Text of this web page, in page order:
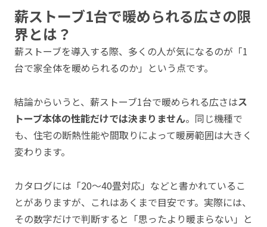
薪ストーブ1台で暖められる広さの限
界とは？
薪ストーブを導入する際、多くの人が気になるのが「1
台で家全体を暖められるのか」という点です。
結論からいうと、薪ストーブ1台で暖められる広さはス
トーブ本体の性能だけでは決まりません。同じ機種で
も、住宅の断熱性能や間取りによって暖房範囲は大きく
変わります。
カタログには「20〜40畳対応」などと書かれているこ
とがありますが、これはあくまで目安です。実際には、
その数字だけで判断すると「思ったより暖まらない」と